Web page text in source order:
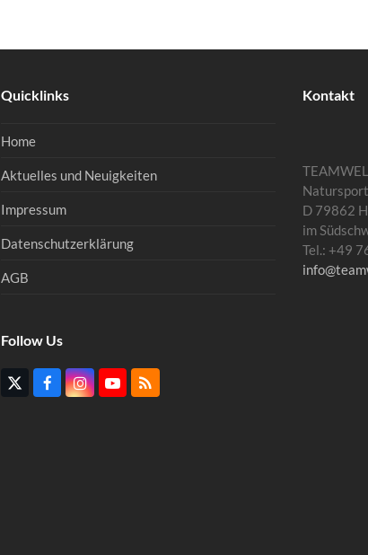
Quicklinks
Home
Aktuelles und Neuigkeiten
Impressum
Datenschutzerklärung
AGB
Follow Us
TwitterFacebookInstagram
YouTube
RSS
Kontakt
D 79862
im
Tel.: +49